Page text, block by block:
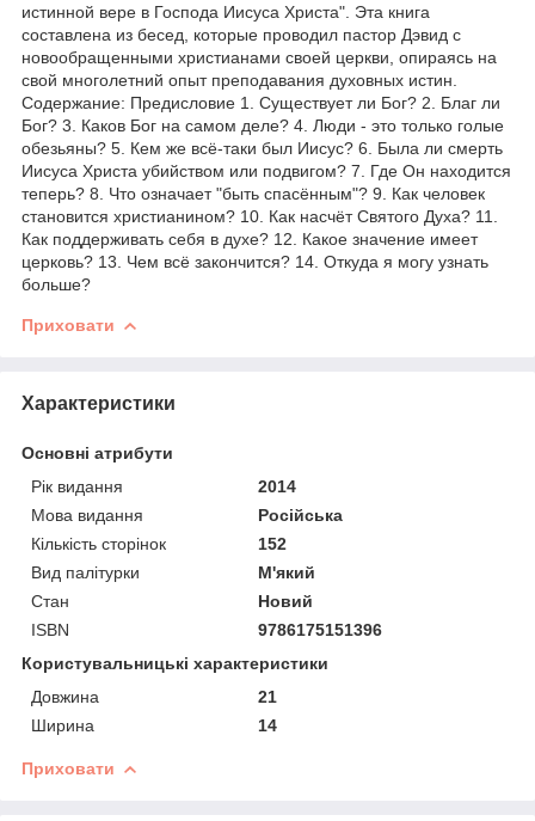
истинной вере в Господа Иисуса Христа". Эта книга
составлена из бесед, которые проводил пастор Дэвид с
новообращенными христианами своей церкви, опираясь на
свой многолетний опыт преподавания духовных истин.
Содержание: Предисловие 1. Существует ли Бог? 2. Благ ли
Бог? 3. Каков Бог на самом деле? 4. Люди - это только голые
обезьяны? 5. Кем же всё-таки был Иисус? 6. Была ли смерть
Иисуса Христа убийством или подвигом? 7. Где Он находится
теперь? 8. Что означает "быть спасённым"? 9. Как человек
становится христианином? 10. Как насчёт Святого Духа? 11.
Как поддерживать себя в духе? 12. Какое значение имеет
церковь? 13. Чем всё закончится? 14. Откуда я могу узнать
больше?
Приховати
Характеристики
Основні атрибути
Рік видання
2014
Мова видання
Російська
Кількість сторінок
152
Вид палітурки
М'який
Стан
Новий
ISBN
9786175151396
Користувальницькі характеристики
Довжина
21
Ширина
14
Приховати